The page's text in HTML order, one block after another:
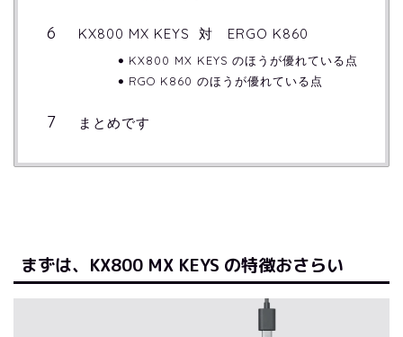
KX800 MX KEYS 対 ERGO K860
KX800 MX KEYS のほうが優れている点
RGO K860 のほうが優れている点
まとめです
まずは、KX800 MX KEYS の特徴おさらい